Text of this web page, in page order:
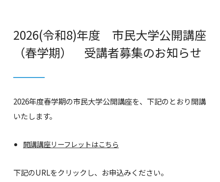
2026(令和8)年度 市民大学公開講座
（春学期） 受講者募集のお知らせ
2026年度春学期の市民大学公開講座を、下記のとおり開講
いたします。
開講講座リーフレットはこちら
下記のURLをクリックし、お申込みください。